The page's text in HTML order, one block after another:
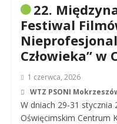
22.
Festiwal
Człowieka” w
1 czerwca, 2026
WTZ PSONI
W dniach 29-31 stycznia
Oświęcimskim Centrum